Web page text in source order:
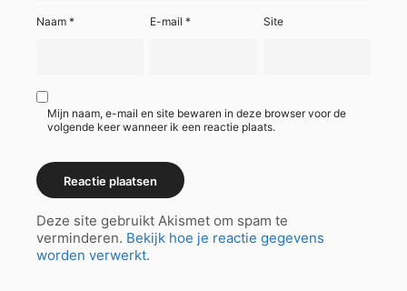
Naam * E-mail* Site
Mijn naam, e-mail en site bewaren in deze browser voor de
volgende keer wanneer ik een reactie plaats.
Deze site gebruikt Akismet om spam te
verminderen. Bekijk hoe je reactie gegevens
worden verwerkt.